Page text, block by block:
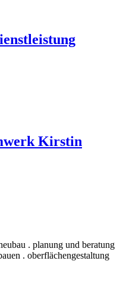
Kirstin
. planung und beratung
. oberflächengestaltung